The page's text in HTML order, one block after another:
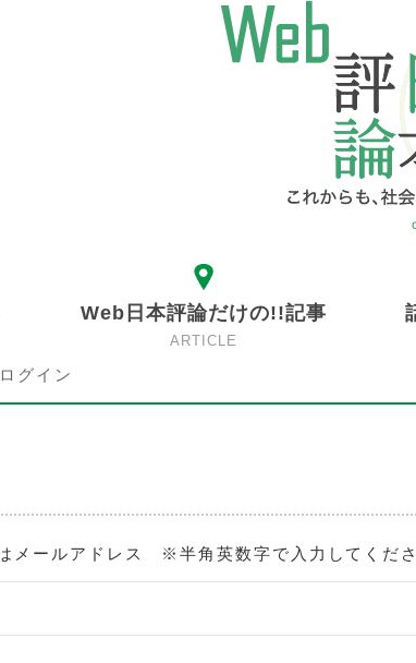
Web日本評論だけの!!記事
ARTICLE
ログイン
メールアドレス ※半角英数字で入力してくだ